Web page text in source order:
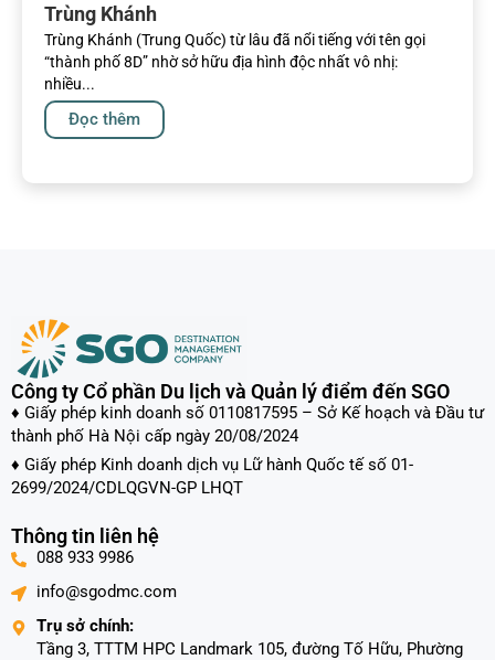
Trùng Khánh
Trùng Khánh (Trung Quốc) từ lâu đã nổi tiếng với tên gọi
“thành phố 8D” nhờ sở hữu địa hình độc nhất vô nhị:
nhiều...
Đọc thêm
Công ty Cổ phần Du lịch và Quản lý điểm đến SGO
♦ Giấy phép kinh doanh số 0110817595 – Sở Kế hoạch và Đầu tư
thành phố Hà Nội cấp ngày 20/08/2024
♦ Giấy phép Kinh doanh dịch vụ Lữ hành Quốc tế số 01-
2699/2024/CDLQGVN-GP LHQT
Thông tin liên hệ
088 933 9986
info@sgodmc.com
Trụ sở chính:
Tầng 3, TTTM HPC Landmark 105, đường Tố Hữu, Phường